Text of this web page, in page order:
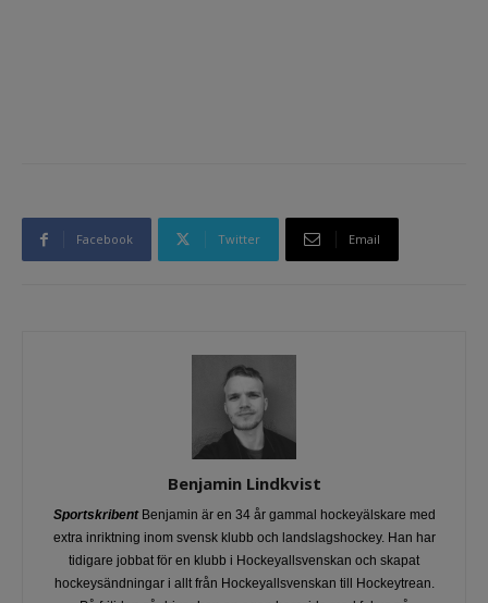
Facebook Twitter Email
Benjamin Lindkvist
SportskribentBenjamin är en 34 år gammal hockeyälskare med
extra inriktning inom svensk klubb och landslagshockey. Han har
tidigare jobbat för en klubb i Hockeyallsvenskan och skapat
hockeysändningar i allt från Hockeyallsvenskan till Hockeytrean.